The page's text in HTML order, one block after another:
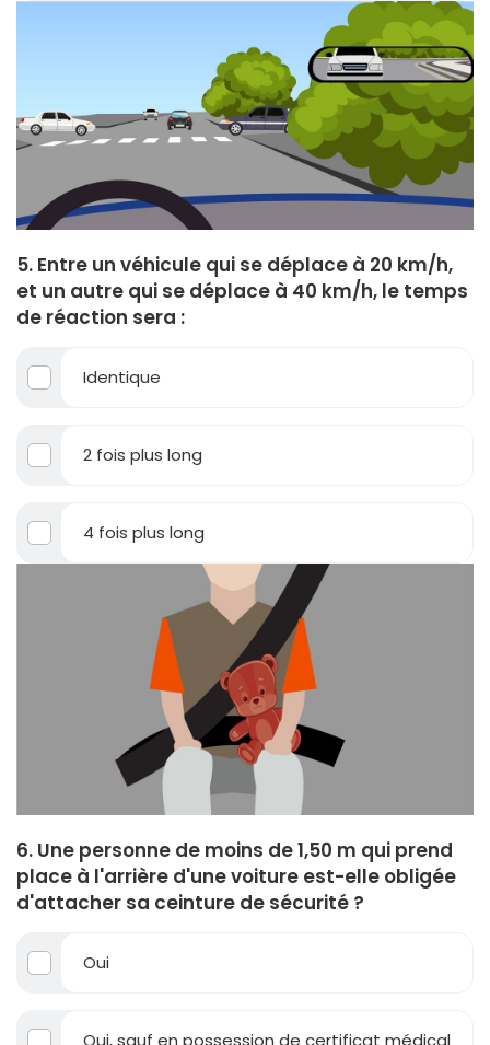
5. Entre un véhicule qui se déplace à 20 km/h,
et un autre qui se déplace à 40 km/h, le temps
de réaction sera :
Identique
2 fois plus long
4 fois plus long
6. Une personne de moins de 1,50 m qui prend
place à l'arrière d'une voiture est-elle obligée
d'attacher sa ceinture de sécurité ?
Oui
Oui, sauf en possession de certificat médical